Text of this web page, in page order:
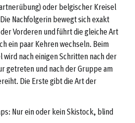
oder belgischer Kreisel
Nachfolgerin bewegt sich exakt
Vorderen und führt die gleiche Art
ein paar Kehren wechseln. Beim
nach einigen Schritten nach der
getreten und nach der Gruppe am
Die Erste gibt die Art der
Nur ein oder kein Skistock, blind